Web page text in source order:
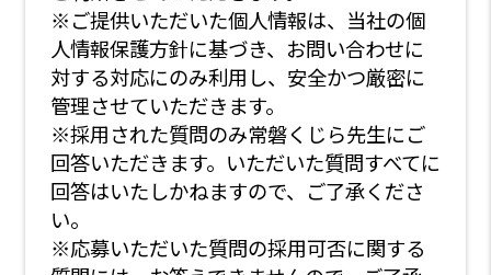
※ご提供いただいた個人情報は、当社の個
人情報保護方針に基づき、お問い合わせに
対する対応にのみ利用し、安全かつ厳密に
管理させていただきます。
※採用された質問のみ常磐くじら先生にご
回答いただきます。いただいた質問すべてに
回答はいたしかねますので、ご了承くださ
い。
※応募いただいた質問の採用可否に関する